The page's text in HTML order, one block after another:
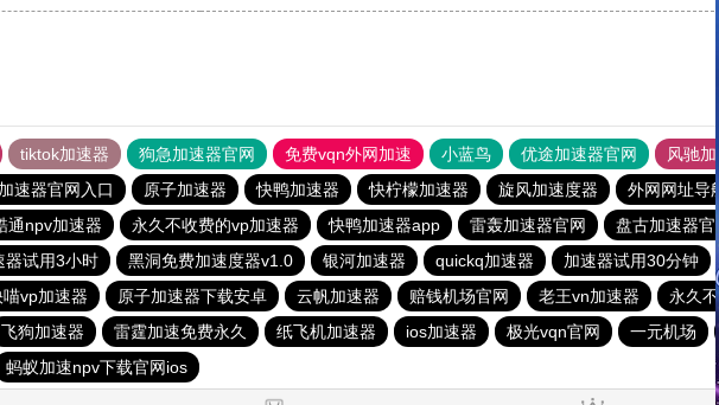
tiktok加速器 狗急加速器官网 免费vqn外网加速 小蓝鸟 优途加速器官网 风驰
速器官网入口 原子加速器 快鸭加速器 快柠檬加速器 旋风加速度器 外网网址导航
通npv加速器 永久不收费的vp加速器 快鸭加速器app 雷轰加速器官网 盘古加速器官
器试用3小时 黑洞免费加速度器v1.0 银河加速器 quickq加速器 加速器试用30分钟
喵vp加速器 原子加速器下载安卓 云帆加速器 赔钱机场官网 老王vn加速器 永久
飞狗加速器 雷霆加速免费永久 纸飞机加速器 ios加速器 极光vqn官网 一元机场
蚂蚁加速npv下载官网ios